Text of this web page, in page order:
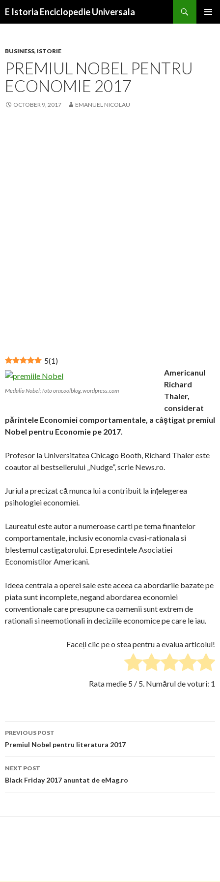
E Istoria Enciclopedie Universala
BUSINESS, ISTORIE
PREMIUL NOBEL PENTRU
ECONOMIE 2017
OCTOBER 9, 2017 EMANUEL NICOLAU
5(1)
Medalia Nobel; foto oracoolblog.wordpress.com
Americanul
Richard
Thaler,
considerat
părintele Economiei comportamentale, a câștigat premiul
Nobel pentru Economie pe 2017.
Profesor la Universitatea Chicago Booth, Richard Thaler este
coautor al bestsellerului „Nudge”, scrie News.ro.
Juriul a precizat că munca lui a contribuit la înțelegerea
psihologiei economiei.
Laureatul este autor a numeroase carti pe tema finantelor
comportamentale, inclusiv economia cvasi-rationala si
blestemul castigatorului. E presedintele Asociatiei
Economistilor Americani.
Ideea centrala a operei sale este aceea ca abordarile bazate pe
piata sunt incomplete, negand abordarea economiei
conventionale care presupune ca oamenii sunt extrem de
rationali si neemotionali in deciziile economice pe care le iau.
Faceți clic pe o stea pentru a evalua articolul!
Rata medie 5 / 5. Numărul de voturi: 1
Post
navigation
PREVIOUS POST
Premiul Nobel pentru literatura 2017
NEXT POST
Black Friday 2017 anuntat de eMag.ro